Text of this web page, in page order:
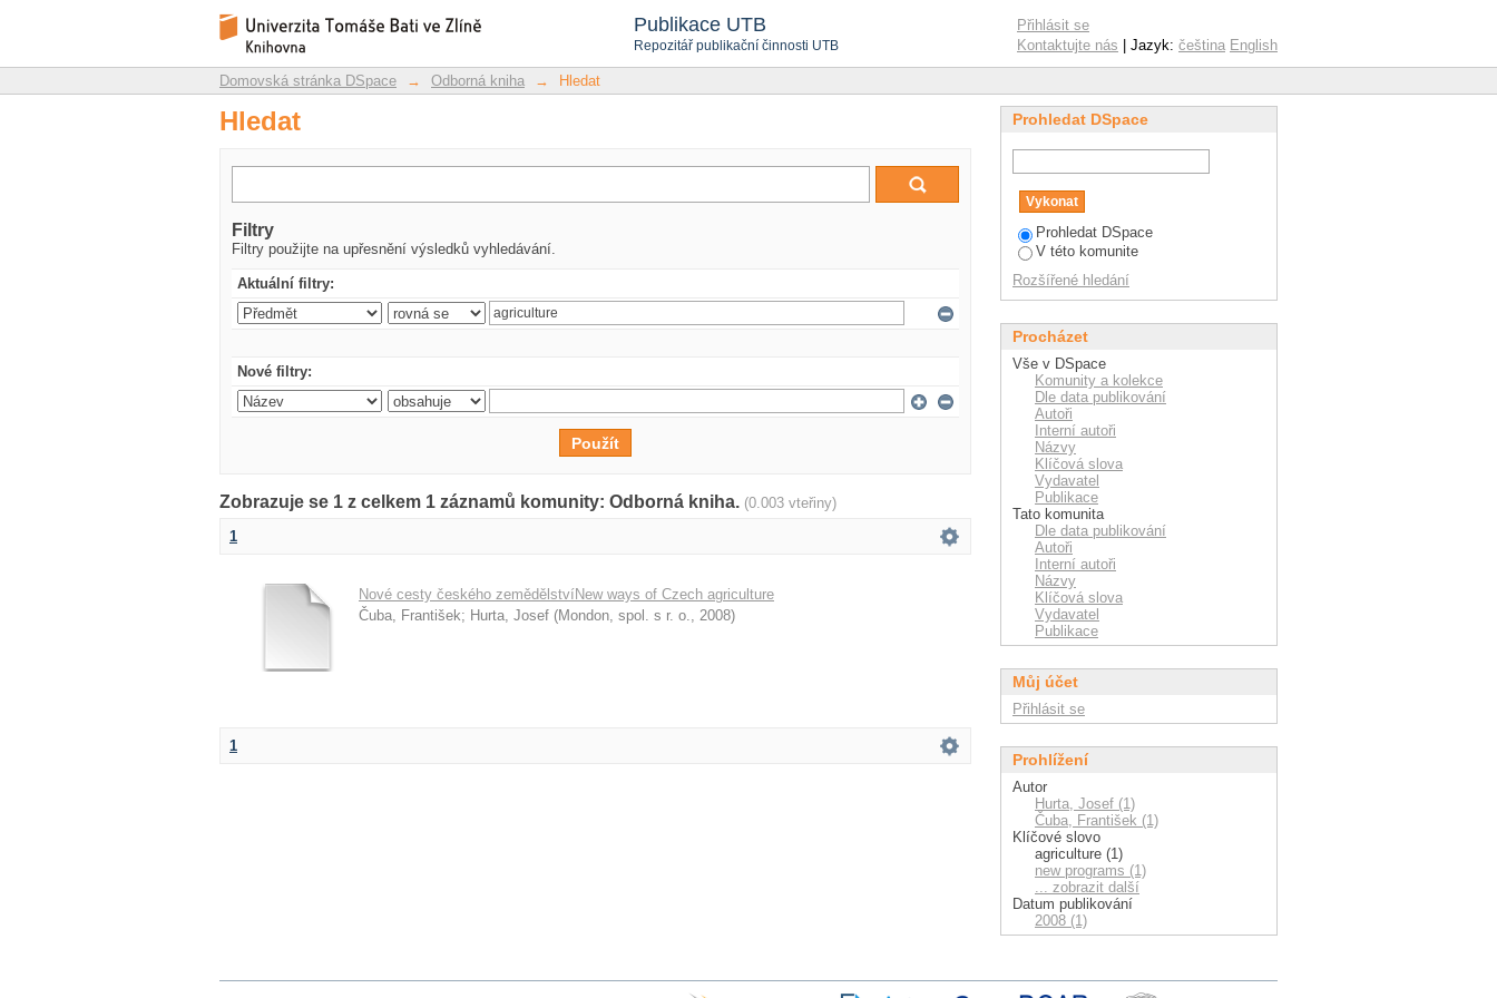
Publikace UTB
Repozitář publikační činnosti UTB
Hledat
Repozitář DSpace/Manakin
Přihlásit se
Kontaktujte nás | Jazyk: čeština English
Domovská stránka DSpace → Odborná kniha → Hledat
Hledat
Filtry
Filtry použijte na upřesnění výsledků vyhledávání.
Aktuální filtry:
Nové filtry:
Zobrazuje se 1 z celkem 1 záznamů komunity: Odborná kniha. (0.003 vteřiny)
1
Nové cesty českého zemědělstvíNew ways of Czech agriculture
Čuba, František; Hurta, Josef (Mondon, spol. s r. o., 2008)
1
Prohledat DSpace
Prohledat DSpace
V této komunite
Rozšířené hledání
Procházet
Vše v DSpace
Komunity a kolekce
Dle data publikování
Autoři
Interní autoři
Názvy
Klíčová slova
Vydavatel
Publikace
Tato komunita
Dle data publikování
Autoři
Interní autoři
Názvy
Klíčová slova
Vydavatel
Publikace
Můj účet
Přihlásit se
Prohlížení
Autor
Hurta, Josef (1)
Čuba, František (1)
Klíčové slovo
agriculture (1)
new programs (1)
... zobrazit další
Datum publikování
2008 (1)